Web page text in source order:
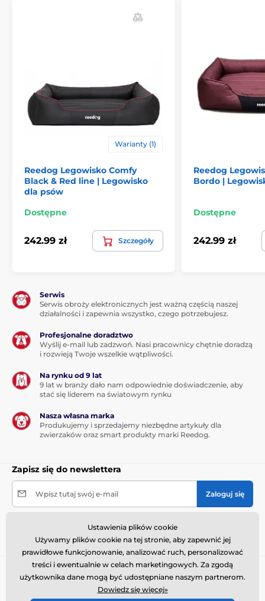
wg poniższej tabeli. (*Legowiska Reedog są szyte
ręcznie, wielkość legowiska może się różnić od
Produkt znajduje się w kategoriach
Legowiska, budy i torby Legowiska
Dla malych psów
Dla dużych psów
Warianty (1)
Reedog Legowisko Comfy
Black & Red line | Legowisko
dla psów
Dostępne
242.99 zł Szczegóły
Reedog
Bordo |
Dostępne
242.99 zł
Serwis
Serwis obroży elektronicznych jest ważną częścią naszej
działalności i zapewnia wszystko, czego potrzebujesz.
Profesjonalne doradztwo
Wyślij e-mail lub zadzwoń. Nasi pracownicy chętnie doradzą
i rozwieją Twoje wszelkie wątpliwości.
Na rynku od 9 lat
9 lat w branży dało nam odpowiednie doświadczenie, aby
stać się liderem na światowym rynku
Nasza własna marka
Produkujemy i sprzedajemy niezbędne artykuły dla
zwierzaków oraz smart produkty marki Reedog.
Zapisz się do newslettera
Wpisz tutaj swój e-mail Zaloguj się
Przesyłając formularz wyrażam zgodę na
przetwarzanie moich danych osobowych
Potrzebujesz porady online
Obsługa klienta jest dostępna
Ustawienia plików cookie
Używamy plików cookie na tej stronie, aby zapewnić jej
prawidłowe funkcjonowanie, analizować ruch, personalizować
treści i ewentualnie w celach marketingowych. Za zgodą
użytkownika dane mogą być udostępniane naszym partnerom.
Dowiedz się więcej»